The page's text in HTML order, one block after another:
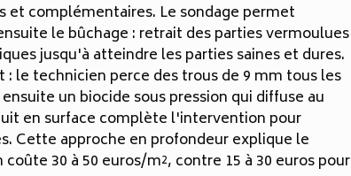
complémentaires. Le sondage permet
le bûchage : retrait des parties vermoulues
jusqu'à atteindre les parties saines et dures.
technicien perce des trous de 9 mm tous les
un biocide sous pression qui diffuse au
en surface complète l'intervention pour
Cette approche en profondeur explique le
30 à 50 euros/m², contre 15 à 30 euros pour